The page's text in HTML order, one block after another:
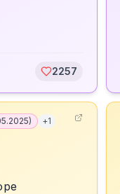
2257
) +1